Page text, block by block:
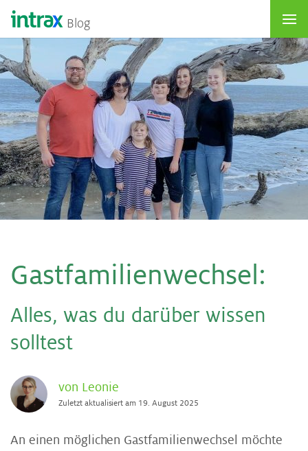
Blog
Gast­fa­mi­li­en­wech­sel :
Al­les, was du dar­über wis­sen
soll­test
von Leonie
Zuletzt aktualisiert am 19. August 2025
An einen möglichen Gastfamilienwechsel möchte